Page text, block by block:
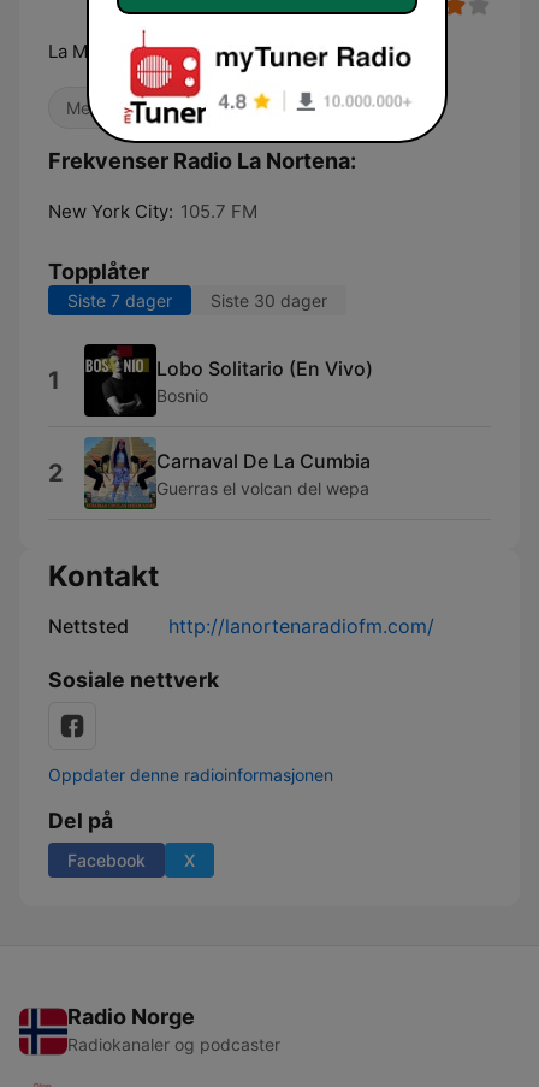
La Mera Mera De La Musica Grupera
Meksikansk musikk Latino
Frekvenser Radio La Nortena:
New York City: 105.7 FM
Topplåter
Siste 7 dager Siste 30 dager
1 Lobo Solitario (En Vivo)
Bosnio
2 Carnaval De La Cumbia
Guerras el volcan del wepa
Kontakt
Nettsted http://lanortenaradiofm.com/
Sosiale nettverk
Oppdater denne radioinformasjonen
Del på
Facebook X
Radio Norge
Radiokanaler og podcaster